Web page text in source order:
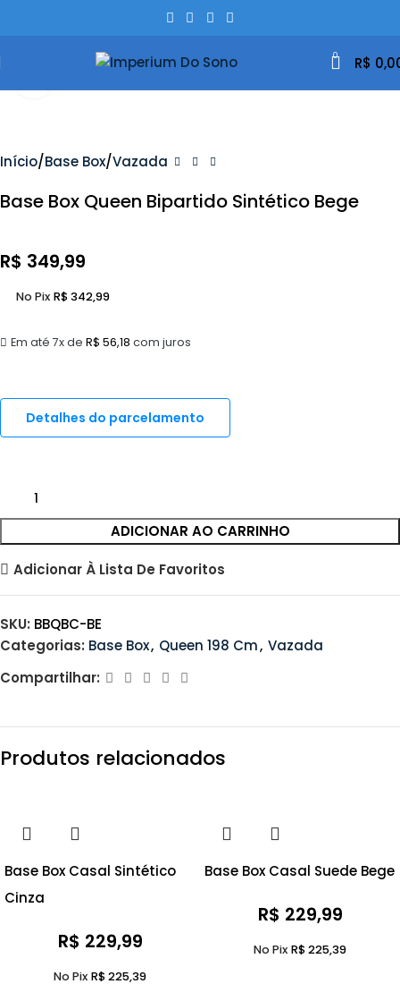
0 R$
Início Base Box Vazada
Base Box Queen Bipartido Sintético Bege
R$ 349,99
Em até 7x de R$ 56,18 com juros
No Pix R$342,99
Detalhes do parcelamento
ADICIONAR AO CARRINHO
Adicionar À Lista De Favoritos
SKU: BBQBC-BE
Categorias: Base Box, Queen 198 Cm, Vazada
Compartilhar:
Produtos relacionados
Base Box Casal Sintético
Cinza
R$ 229,99
No Pix R$225,39
Base Box Casal Suede Bege
R$ 229,99
No Pix R$225,39